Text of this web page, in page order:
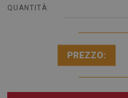
QUANTITÀ:
PREZZO: